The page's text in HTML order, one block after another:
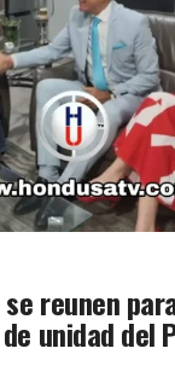
reunen
unidad del